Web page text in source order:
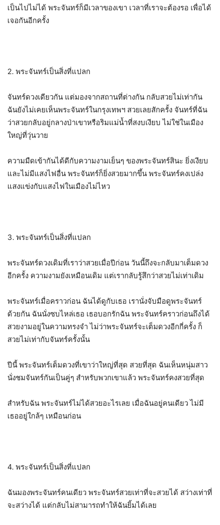
เป็นไปไม่ได้ พระจันทร์ก็มีเวลาของเขา เวลาที่เราจะต้องรอ เพื่อได้
เจอกันอีกครั้ง
2. พระจันทร์เป็นสิ่งที่แปลก
จันทร์ดวงเดียวกัน แต่มองจากสถานที่ต่างกัน กลับสวยไม่เท่ากัน
ฉันยังไม่เคยเห็นพระจันทร์ในกรุงเทพฯ สวยเลยสักครั้ง จันทร์ที่ฉัน
ว่าสวยกลับอยู่กลางป่าเขาหรือริมแม่น้ำที่สงบเงียบ ไม่ใช่ในเมือง
ใหญ่ที่วุ่นวาย
ความมืดเข้ากันได้ดีกับความงามเย็นๆ ของพระจันทร์สินะ ยิ่งเงียบ
และไม่มีแสงไฟอื่น พระจันทร์ก็ยิ่งสวยมากขึ้น พระจันทร์คงเปล่ง
แสงแข่งกับแสงไฟในเมืองไม่ไหว
3. พระจันทร์เป็นสิ่งที่แปลก
พระจันทร์ดวงเดิมที่เราว่าสวยเมื่อปีก่อน วันนี้ถึงจะกลับมาเต็มดวง
อีกครั้ง ความงามยังเหมือนเดิม แต่เรากลับรู้สึกว่าสวยไม่เท่าเดิม
พระจันทร์เมื่อคราวก่อน ฉันได้ดูกับเธอ เรานั่งจับมือดูพระจันทร์
ด้วยกัน ฉันนั่งซบไหล่เธอ เธอบอกรักฉัน พระจันทร์คราวก่อนถึงได้
สวยงามอยู่ในความทรงจำ ไม่ว่าพระจันทร์จะเต็มดวงอีกกี่ครั้ง ก็
สวยไม่เท่ากับจันทร์ครั้งนั้น
ปีนี้ พระจันทร์เต็มดวงที่เขาว่าใหญ่ที่สุด สวยที่สุด ฉันเห็นหนุ่มสาว
นั่งชมจันทร์กันเป็นคู่ๆ สำหรับพวกเขาแล้ว พระจันทร์คงสวยที่สุด
สำหรับฉัน พระจันทร์ไม่ได้สวยอะไรเลย เมื่อฉันอยู่คนเดียว ไม่มี
เธออยู่ใกล้ๆ เหมือนก่อน
4. พระจันทร์เป็นสิ่งที่แปลก
ฉันมองพระจันทร์คนเดียว พระจันทร์สวยเท่าที่จะสวยได้ สว่างเท่าที่
จะสว่างได้ แต่กลับไม่สามารถทำให้ฉันยิ้มได้เลย